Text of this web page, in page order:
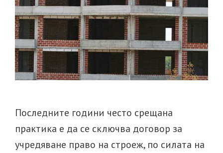
Последните години често срещана
практика е да се сключва договор за
учредяване право на строеж, по силата на